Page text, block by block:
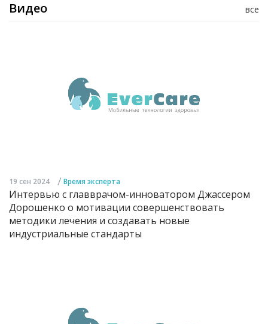
все
Видео
19 сен 2024 / Время эксперта
Интервью с главврачом-инноватором Джассером
Дорошенко о мотивации совершенствовать
методики лечения и создавать новые
индустриальные стандарты